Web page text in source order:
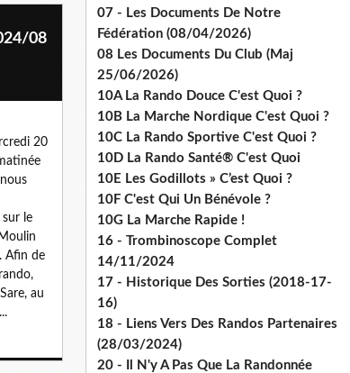
08
20
le
Afin de
au
07 - Les Documents De Notre
Fédération (08/04/2026)
08 Les Documents Du Club (Maj
25/06/2026)
10A La Rando Douce C'est Quoi ?
10B La Marche Nordique C'est Quoi ?
10C La Rando Sportive C'est Quoi ?
10D La Rando Santé® C'est Quoi
10E Les Godillots » C’est Quoi ?
10F C'est Qui Un Bénévole ?
10G La Marche Rapide !
16 - Trombinoscope Complet
14/11/2024
17 - Historique Des Sorties (2018-17-
16)
18 - Liens Vers Des Randos Partenaires
(28/03/2024)
20 - Il N'y A Pas Que La Randonnée